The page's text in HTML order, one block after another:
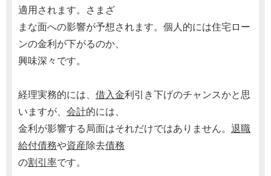
適用されます。さまざ
まな面への影響が予想されます。個人的には住宅ロー
ンの金利が下がるのか、
興味深々です。
経理実務的には、 借入金利引き下げのチャンスかと思
いますが、 会計的には、
金利が影響する局面はそれだけではありません。 退職
給付債務や資産除去債務
の割引率です。